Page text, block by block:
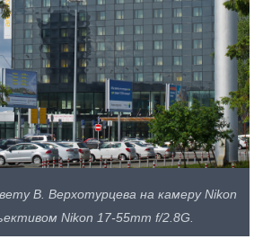
В. Верхотурцева на камеру Nikon
Nikon 17-55mm f/2.8G.